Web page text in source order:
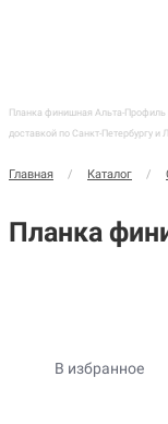
Планка финишная Альта-
доставкой по Санкт-Петербургу и
Главная / Каталог /
Планка
В избранное